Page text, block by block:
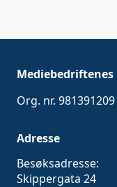
Org. nr. 981391209
Adresse
Besøksadresse:
Skippergata 24